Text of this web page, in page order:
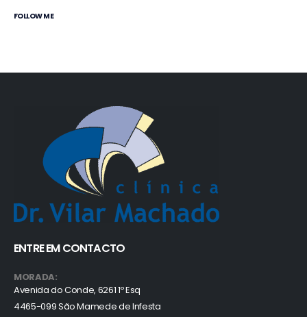
FOLLOW ME
ENTRE EM CONTACTO
MORADA:
Avenida do Conde, 6261 1º Esq
4465-099 São Mamede de Infesta